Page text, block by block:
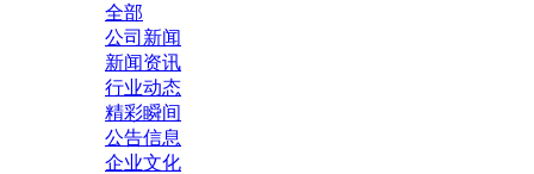
全部
公司新闻
新闻资讯
行业动态
精彩瞬间
公告信息
企业文化